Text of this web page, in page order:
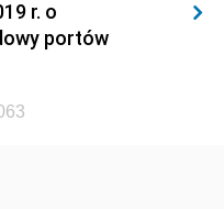
r. o
portów